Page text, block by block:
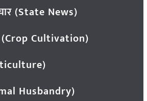
(State News)
Cultivation)
Husbandry)